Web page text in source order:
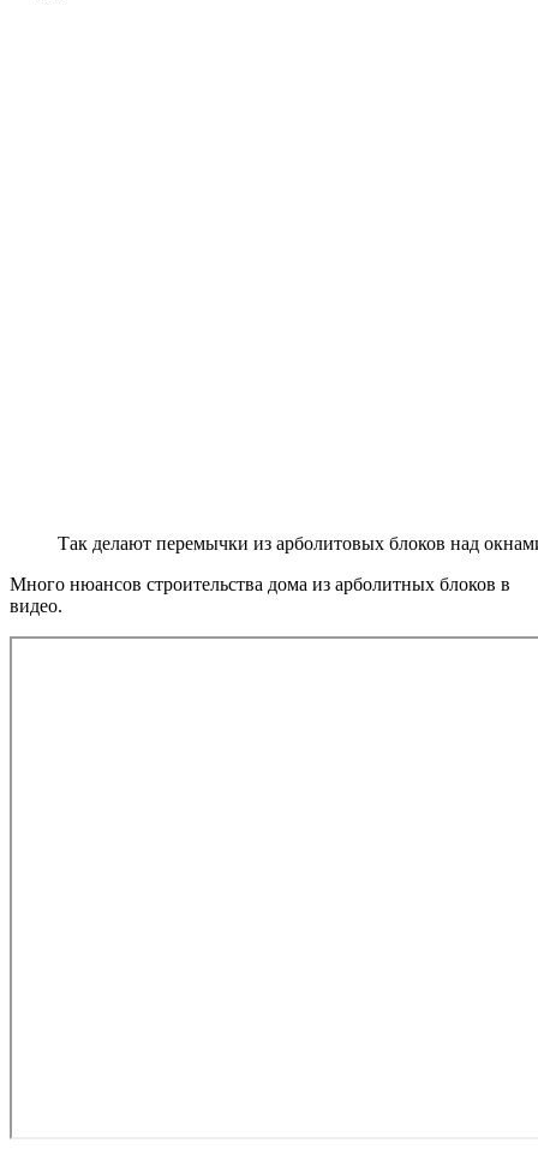
Так делают перемычки из арболитовых блоков над
Много нюансов строительства дома из арболитных блоков в
видео.